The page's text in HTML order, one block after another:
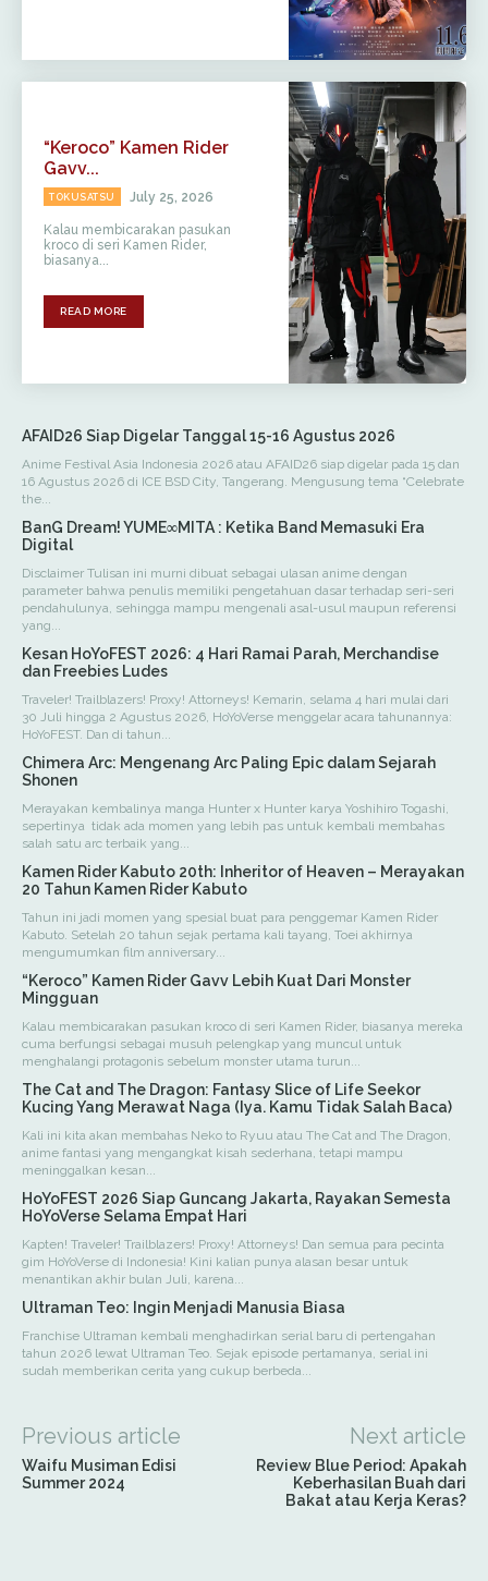
“Keroco” Kamen Rider
Gavv...
TOKUSATSU July 25, 2026
Kalau membicarakan pasukan
kroco di seri Kamen Rider,
biasanya...
READ MORE
AFAID26 Siap Digelar Tanggal 15-16 Agustus 2026
Anime Festival Asia Indonesia 2026 atau AFAID26 siap digelar pada 15 dan
16 Agustus 2026 di ICE BSD City, Tangerang. Mengusung tema “Celebrate
the...
BanG Dream! YUME∞MITA : Ketika Band Memasuki Era
Digital
Disclaimer Tulisan ini murni dibuat sebagai ulasan anime dengan
parameter bahwa penulis memiliki pengetahuan dasar terhadap seri-seri
pendahulunya, sehingga mampu mengenali asal-usul maupun referensi
yang...
Kesan HoYoFEST 2026: 4 Hari Ramai Parah, Merchandise
dan Freebies Ludes
Traveler! Trailblazers! Proxy! Attorneys! Kemarin, selama 4 hari mulai dari
30 Juli hingga 2 Agustus 2026, HoYoVerse menggelar acara tahunannya:
HoYoFEST. Dan di tahun...
Chimera Arc: Mengenang Arc Paling Epic dalam Sejarah
Shonen
Merayakan kembalinya manga Hunter x Hunter karya Yoshihiro Togashi,
sepertinya tidak ada momen yang lebih pas untuk kembali membahas
salah satu arc terbaik yang...
Kamen Rider Kabuto 20th: Inheritor of Heaven – Merayakan
20 Tahun Kamen Rider Kabuto
Tahun ini jadi momen yang spesial buat para penggemar Kamen Rider
Kabuto. Setelah 20 tahun sejak pertama kali tayang, Toei akhirnya
mengumumkan film anniversary...
“Keroco” Kamen Rider Gavv Lebih Kuat Dari Monster
Mingguan
Kalau membicarakan pasukan kroco di seri Kamen Rider, biasanya mereka
cuma berfungsi sebagai musuh pelengkap yang muncul untuk
menghalangi protagonis sebelum monster utama turun...
The Cat and The Dragon: Fantasy Slice of Life Seekor
Kucing Yang Merawat Naga (Iya. Kamu Tidak Salah Baca)
Kali ini kita akan membahas Neko to Ryuu atau The Cat and The Dragon,
anime fantasi yang mengangkat kisah sederhana, tetapi mampu
meninggalkan kesan...
HoYoFEST 2026 Siap Guncang Jakarta, Rayakan Semesta
HoYoVerse Selama Empat Hari
Kapten! Traveler! Trailblazers! Proxy! Attorneys! Dan semua para pecinta
gim HoYoVerse di Indonesia! Kini kalian punya alasan besar untuk
menantikan akhir bulan Juli, karena...
Ultraman Teo: Ingin Menjadi Manusia Biasa
Franchise Ultraman kembali menghadirkan serial baru di pertengahan
tahun 2026 lewat Ultraman Teo. Sejak episode pertamanya, serial ini
sudah memberikan cerita yang cukup berbeda...
Previous article
Waifu Musiman Edisi
Summer 2024
Next article
Review Blue Period: Apakah
Keberhasilan Buah dari
Bakat atau Kerja Keras?